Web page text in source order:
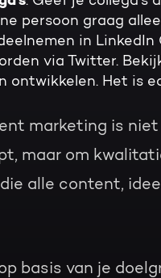
persoon graag
in
via Twitter.
ontwikkelen. Het is
marketing is
maar om
alle content,
basis van je